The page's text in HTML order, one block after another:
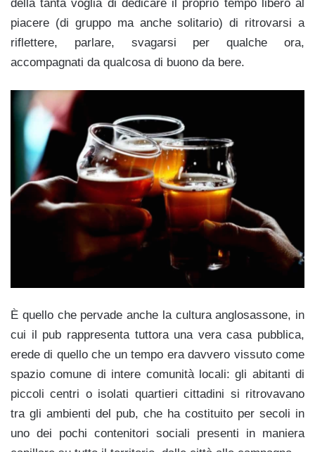
della tanta voglia di dedicare il proprio tempo libero al
piacere (di gruppo ma anche solitario) di ritrovarsi a
riflettere, parlare, svagarsi per qualche ora,
accompagnati da qualcosa di buono da bere.
È quello che pervade anche la cultura anglosassone, in
cui il pub rappresenta tuttora una vera casa pubblica,
erede di quello che un tempo era davvero vissuto come
spazio comune di intere comunità locali: gli abitanti di
piccoli centri o isolati quartieri cittadini si ritrovavano
tra gli ambienti del pub, che ha costituito per secoli in
uno dei pochi contenitori sociali presenti in maniera